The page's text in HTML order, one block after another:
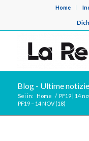
Home
Blog - Ultime notizie
Sei in: Home / PF19 | 14
PF19 – 14 NOV (18)